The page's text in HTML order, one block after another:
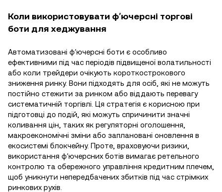
Коли використовувати фʼючерсні торгові
боти для хеджування
Автоматизовані фʼючерсні боти є особливо
ефективними під час періодів підвищеної волатильності
або коли трейдери очікують короткострокового
зниження ринку. Вони підходять для осіб, які не можуть
постійно стежити за ринком або віддають перевагу
систематичній торгівлі. Ця стратегія є корисною при
підготовці до подій, які можуть спричинити значні
коливання цін, таких як регуляторні оголошення,
макроекономічні зміни або заплановані оновлення в
екосистемі блокчейну. Проте, враховуючи ризики,
використання фʼючерсних ботів вимагає ретельного
контролю та обережного управління кредитним плечем,
щоб уникнути непередбачених збитків під час стрімких
ринкових рухів.